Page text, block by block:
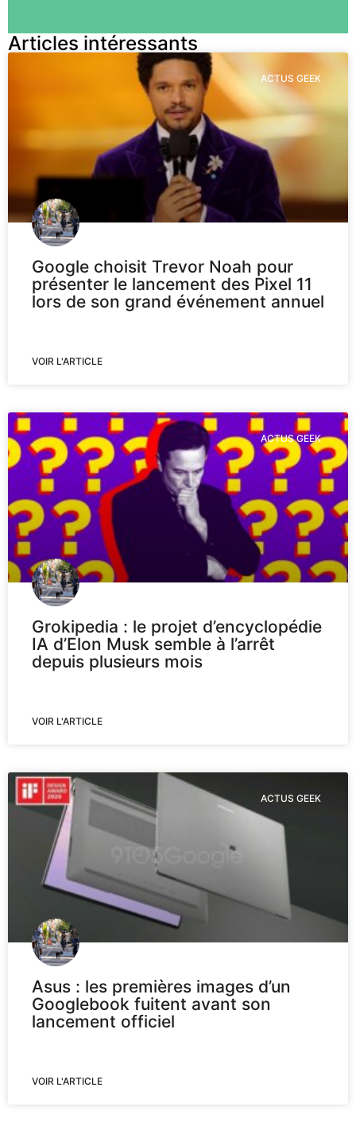
Articles intéressants
ACTUS GEEK
Google choisit Trevor Noah pour
présenter le lancement des Pixel 11
lors de son grand événement annuel
VOIR L'ARTICLE
ACTUS GEEK
Grokipedia : le projet d’encyclopédie
IA d’Elon Musk semble à l’arrêt
depuis plusieurs mois
VOIR L'ARTICLE
ACTUS GEEK
Asus : les premières images d’un
Googlebook fuitent avant son
lancement officiel
VOIR L'ARTICLE